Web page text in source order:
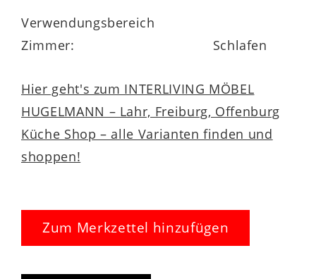
Schadstofffreiheit. Ein rundumlaufendes
Klimabandunterstützt die Luftzirkulation
angenehmes Schlafklima. Dank der
praktischen Wendeschlaufen lässt sich
die Matratze leicht drehen und wenden.
Der Bezug ist abnehmbar und bei
Verwendungsbereich
Zimmer:
Schlafen
Hier geht's zum INTERLIVING MÖBEL
HUGELMANN – Lahr, Freiburg, Offenburg
Küche Shop – alle Varianten finden und
shoppen!
Zum Merkzettel hinzufügen